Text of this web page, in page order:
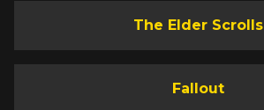
The Elder Scrolls
Fallout